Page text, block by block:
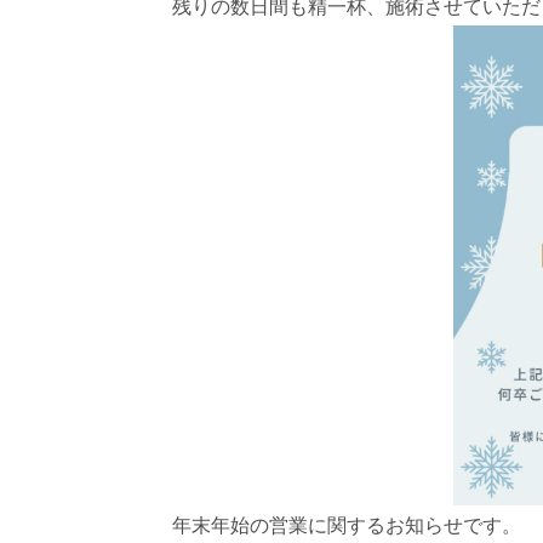
残りの数日間も精一杯、施術させていた
年末年始の営業に関するお知らせです。